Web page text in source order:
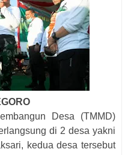
Desa (TMMD)
di 2 desa yakni
kedua desa tersebut